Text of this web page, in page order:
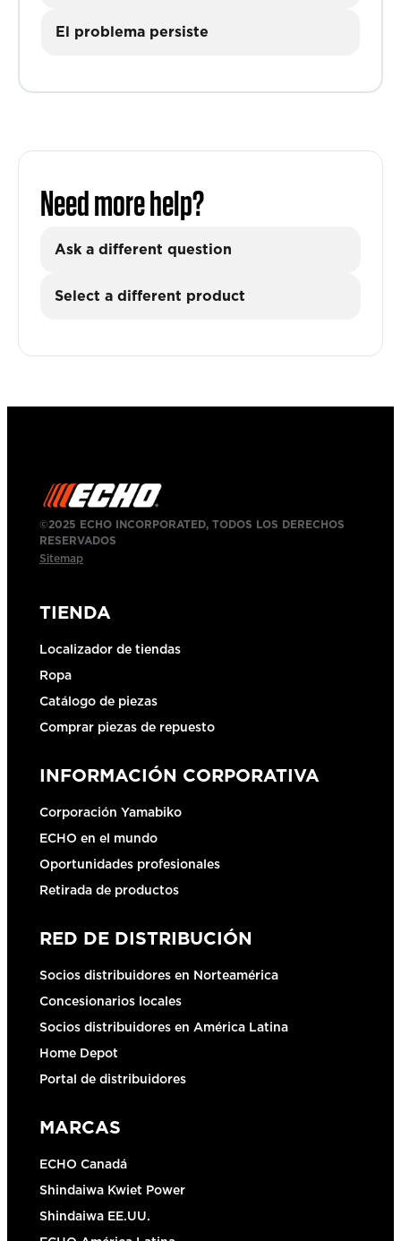
El problema persiste
Need more help?
Ask a different question
Select a different product
©2025 ECHO INCORPORATED, TODOS LOS DERECHOS
RESERVADOS
Sitemap
TIENDA
Localizador de tiendas
Ropa
Catálogo de piezas
Comprar piezas de repuesto
INFORMACIÓN CORPORATIVA
Corporación Yamabiko
ECHO en el mundo
Oportunidades profesionales
Retirada de productos
RED DE DISTRIBUCIÓN
Socios distribuidores en Norteamérica
Concesionarios locales
Socios distribuidores en América Latina
Home Depot
Portal de distribuidores
MARCAS
ECHO Canadá
Shindaiwa Kwiet Power
Shindaiwa EE.UU.